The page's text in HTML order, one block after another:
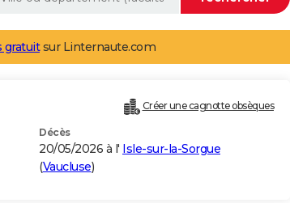
gratuitsur Linternaute.com
Créer une cagnotte obsèques
Décès
20/05/2026 à l' Isle-sur-la-Sorgue
(Vaucluse)